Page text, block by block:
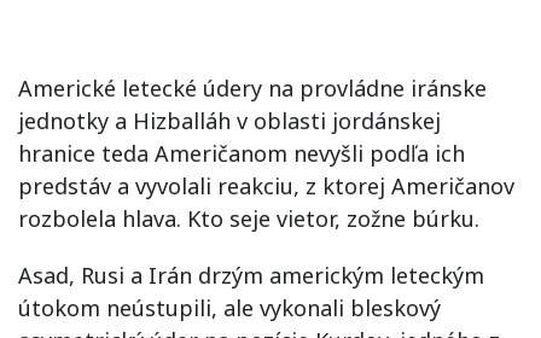
Americké letecké údery na provládne iránske
jednotky a Hizballáh v oblasti jordánskej
hranice teda Američanom nevyšli podľa ich
predstáv a vyvolali reakciu, z ktorej Američanov
rozbolela hlava. Kto seje vietor, zožne búrku.
Asad, Rusi a Irán drzým americkým leteckým
útokom neústupili, ale vykonali bleskový